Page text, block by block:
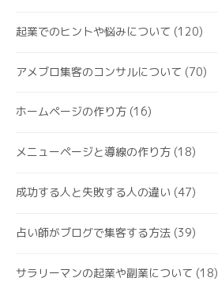
起業でのヒントや悩みについて (120)
アメブロ集客のコンサルについて (70)
ホームページの作り方 (16)
メニューページと導線の作り方 (18)
成功する人と失敗する人の違い (47)
占い師がブログで集客する方法 (39)
サラリーマンの起業や副業について (18)